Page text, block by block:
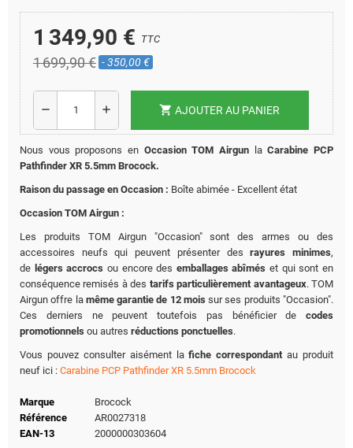
1 349,90 € TTC
1 699,90 € - 350,00 €
remove add shopping_cart AJOUTER AU PANIER
Nous vous proposons en Occasion TOM Airgun laCarabine PCP
Pathfinder XR 5.5mm Brocock.
Raison du passage en Occasion : Boîte abimée - Excellent état
Occasion TOM Airgun :
Les produits TOM Airgun "Occasion" sont des armes ou des
accessoires neufs qui peuvent présenter desrayures minimes,
de légers accrocs ou encore des emballages abîmés et qui sont en
conséquence remisés à des tarifs particulièrement avantageux. TOM
Airgun offre la même garantie de 12 moissur ses produits "Occasion".
Ces derniers ne peuvent toutefois pas bénéficier de codes
promotionnels ou autres réductions ponctuelles.
Vous pouvez consulter aisément lafiche correspondant au produit
neuf ici : Carabine PCP Pathfinder XR 5.5mm Brocock
Marque
Brocock
Référence
AR0027318
EAN-13
2000000303604